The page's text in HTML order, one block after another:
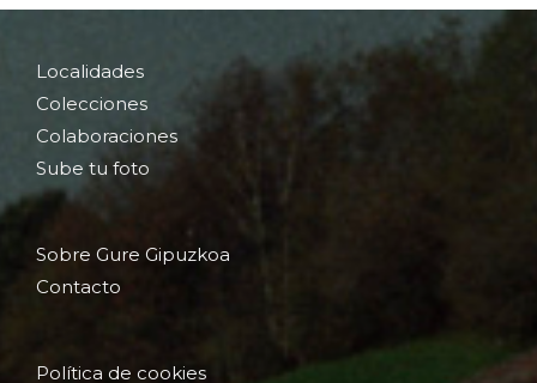
Localidades
Colecciones
Colaboraciones
Sube tu foto
Sobre Gure Gipuzkoa
Contacto
Política de cookies